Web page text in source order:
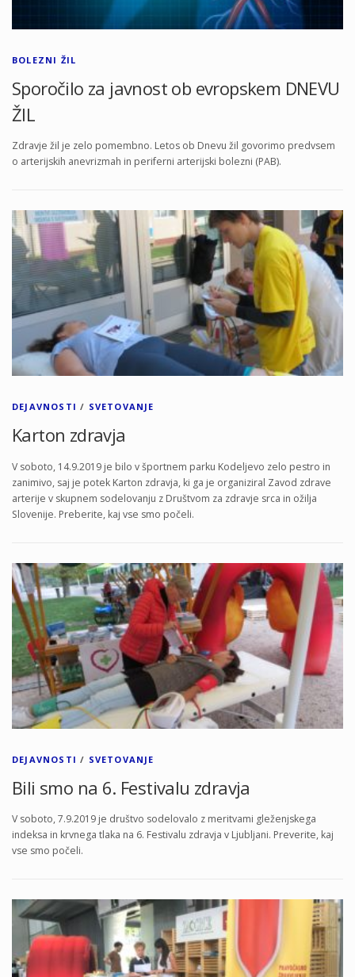
BOLEZNI ŽIL
Sporočilo za javnost ob evropskem DNEVU
ŽIL
Zdravje žil je zelo pomembno. Letos ob Dnevu žil govorimo predvsem
o arterijskih anevrizmah in periferni arterijski bolezni (PAB).
DEJAVNOSTI / SVETOVANJE
Karton zdravja
V soboto, 14.9.2019 je bilo v športnem parku Kodeljevo zelo pestro in
zanimivo, saj je potek Karton zdravja, ki ga je organiziral Zavod zdrave
arterije v skupnem sodelovanju z Društvom za zdravje srca in ožilja
Slovenije. Preberite, kaj vse smo počeli.
DEJAVNOSTI / SVETOVANJE
Bili smo na 6. Festivalu zdravja
V soboto, 7.9.2019 je društvo sodelovalo z meritvami gleženjskega
indeksa in krvnega tlaka na 6. Festivalu zdravja v Ljubljani. Preverite, kaj
vse smo počeli.